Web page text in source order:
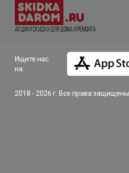
Акции и Скидки для дома и ремонта
Ищите нас
на:
2018 - 2026 г. Все права защищены.